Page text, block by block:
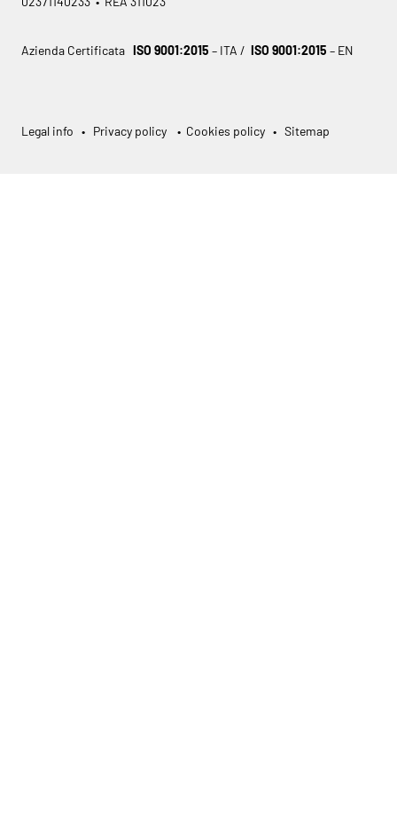
Azienda Certificata ISO 9001:2015 – ITA / ISO 9001:2015 – EN
Legal info • Privacy policy • Cookies policy • Sitemap